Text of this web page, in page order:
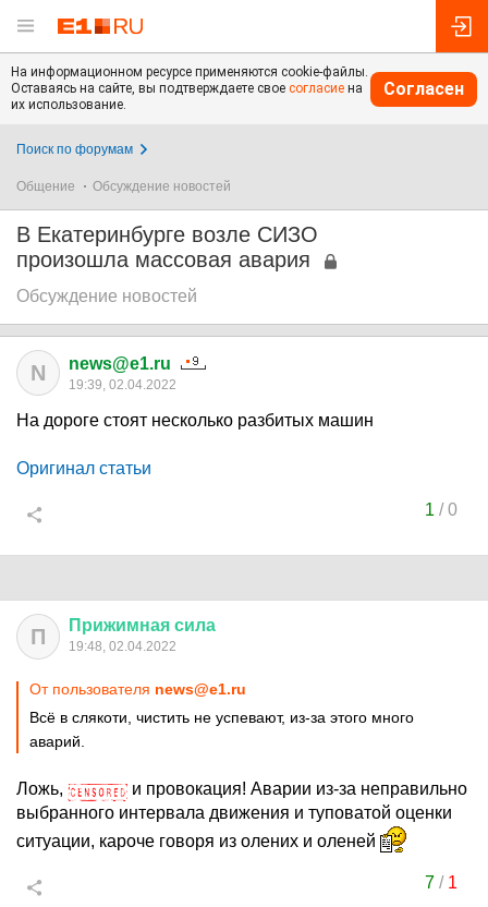
На информационном ресурсе применяются cookie-файлы.
Оставаясь на сайте, вы подтверждаете свое согласие на
их использование.
Согласен
Поиск по форумам
Общение Обсуждение новостей
В Екатеринбурге возле СИЗО
произошла массовая авария
Обсуждение новостей
N news@e1.ru
19:39, 02.04.2022
На дороге стоят несколько разбитых машин
Оригинал статьи
1 /0
П Прижимная сила
19:48, 02.04.2022
От пользователя news@e1.ru
Всё в слякоти, чистить не успевают, из-за этого много
аварий.
Ложь,
и провокация! Аварии из-за неправильно
выбранного интервала движения и туповатой оценки
ситуации, кароче говоря из олених и оленей
7/ 1